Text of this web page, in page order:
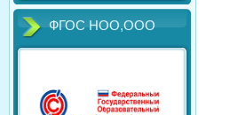
ФГОС НОО,ООО